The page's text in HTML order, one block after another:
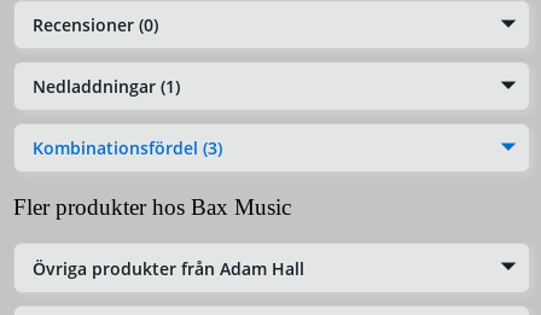
Recensioner (0)
Nedladdningar (1)
Kombinationsfördel (3)
Fler produkter hos Bax Music
Övriga produkter från Adam Hall